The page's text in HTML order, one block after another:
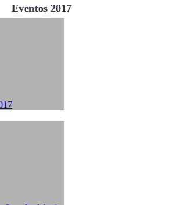
Eventos 2017